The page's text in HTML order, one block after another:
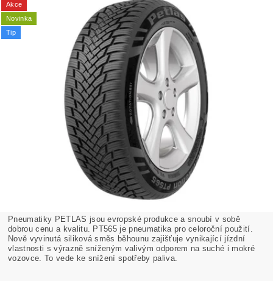
Akce
Novinka
Tip
Pneumatiky PETLAS jsou evropské produkce a snoubí v sobě
dobrou cenu a kvalitu. PT565 je pneumatika pro celoroční použití.
Nově vyvinutá siliková směs běhounu zajišťuje vynikající jízdní
vlastnosti s výrazně sníženým valivým odporem na suché i mokré
vozovce. To vede ke snížení spotřeby paliva.